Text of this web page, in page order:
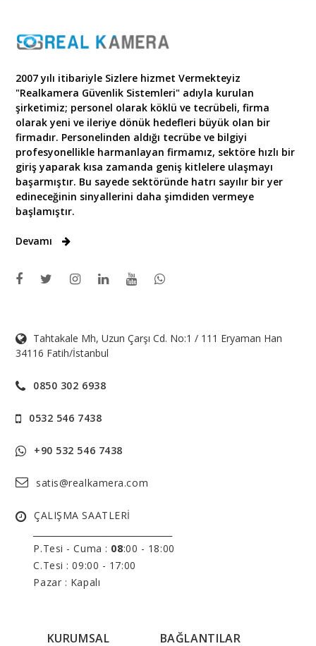
2007 yılı itibariyle Sizlere hizmet Vermekteyiz
"Realkamera Güvenlik Sistemleri" adıyla kurulan
şirketimiz; personel olarak köklü ve tecrübeli, firma
olarak yeni ve ileriye dönük hedefleri büyük olan bir
firmadır. Personelinden aldığı tecrübe ve bilgiyi
profesyonellikle harmanlayan firmamız, sektöre hızlı bir
giriş yaparak kısa zamanda geniş kitlelere ulaşmayı
başarmıştır. Bu sayede sektöründe hatrı sayılır bir yer
edineceğinin sinyallerini daha şimdiden vermeye
başlamıştır.
Devamı
Tahtakale Mh, Uzun Çarşı Cd. No:1 / 111 Eryaman Han
34116 Fatih/İstanbul
0850 302 6938
0532 546 7438
+90 532 546 7438
satis@realkamera.com
ÇALIŞMA SAATLERİ
P.Tesi - Cuma : 08:00 - 18:00
C.Tesi : 09:00 - 17:00
Pazar : Kapalı
KURUMSAL BAĞLANTILAR